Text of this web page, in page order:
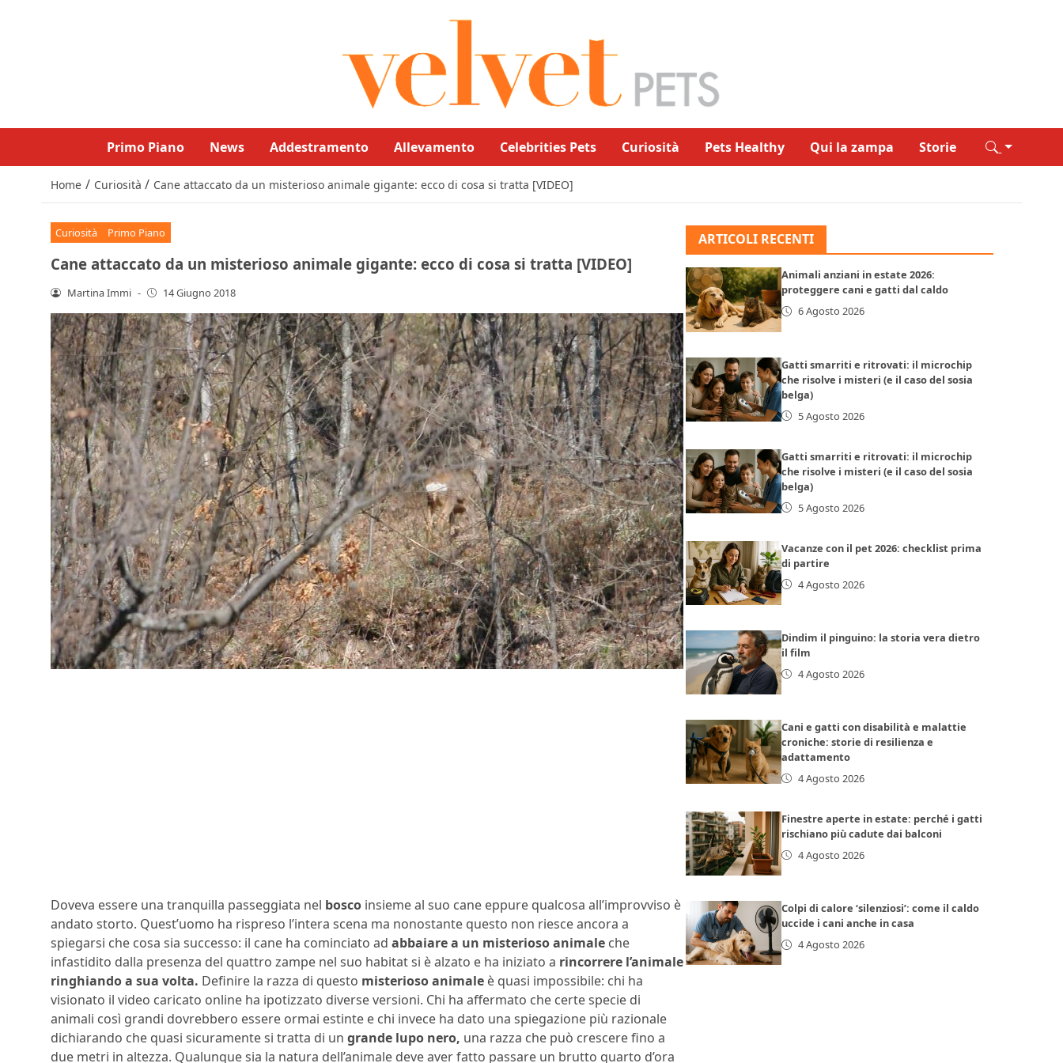
Primo Piano News Addestramento Allevamento Celebrities Pets Curiosità Pets Healthy Qui la zampa Storie
Home / Curiosità / Cane attaccato da un misterioso animale gigante: ecco di cosa si tratta [VIDEO]
Curiosità Primo Piano
Cane attaccato da un misterioso animale gigante: ecco di cosa si tratta [VIDEO]
Martina Immi - 14 Giugno 2018
Doveva essere una tranquilla passeggiata nel bosco insieme al suo cane eppure qualcosa all’improvviso è
andato storto. Quest’uomo ha rispreso l’intera scena ma nonostante questo non riesce ancora a
spiegarsi che cosa sia successo: il cane ha cominciato ad abbaiare a un misterioso animale che
infastidito dalla presenza del quattro zampe nel suo habitat si è alzato e ha iniziato a rincorrere l’animale
ringhiando a sua volta. Definire la razza di questo misterioso animale è quasi impossibile: chi ha
visionato il video caricato online ha ipotizzato diverse versioni. Chi ha affermato che certe specie di
animali così grandi dovrebbero essere ormai estinte e chi invece ha dato una spiegazione più razionale
dichiarando che quasi sicuramente si tratta di un grande lupo nero, una razza che può crescere fino a
due metri in altezza. Qualunque sia la natura dell’animale deve aver fatto passare un brutto quarto d’ora
ARTICOLI RECENTI
Animali anziani in estate 2026:
proteggere cani e gatti dal caldo
6 Agosto 2026
Gatti smarriti e ritrovati: il microchip
che risolve i misteri (e il caso del sosia
belga)
5 Agosto 2026
Gatti smarriti e ritrovati: il microchip
che risolve i misteri (e il caso del sosia
belga)
5 Agosto 2026
Vacanze con il pet 2026: checklist prima
di partire
4 Agosto 2026
Dindim il pinguino: la storia vera dietro
il film
4 Agosto 2026
Cani e gatti con disabilità e malattie
croniche: storie di resilienza e
adattamento
4 Agosto 2026
Finestre aperte in estate: perché i gatti
rischiano più cadute dai balconi
4 Agosto 2026
Colpi di calore ‘silenziosi’: come il caldo
uccide i cani anche in casa
4 Agosto 2026